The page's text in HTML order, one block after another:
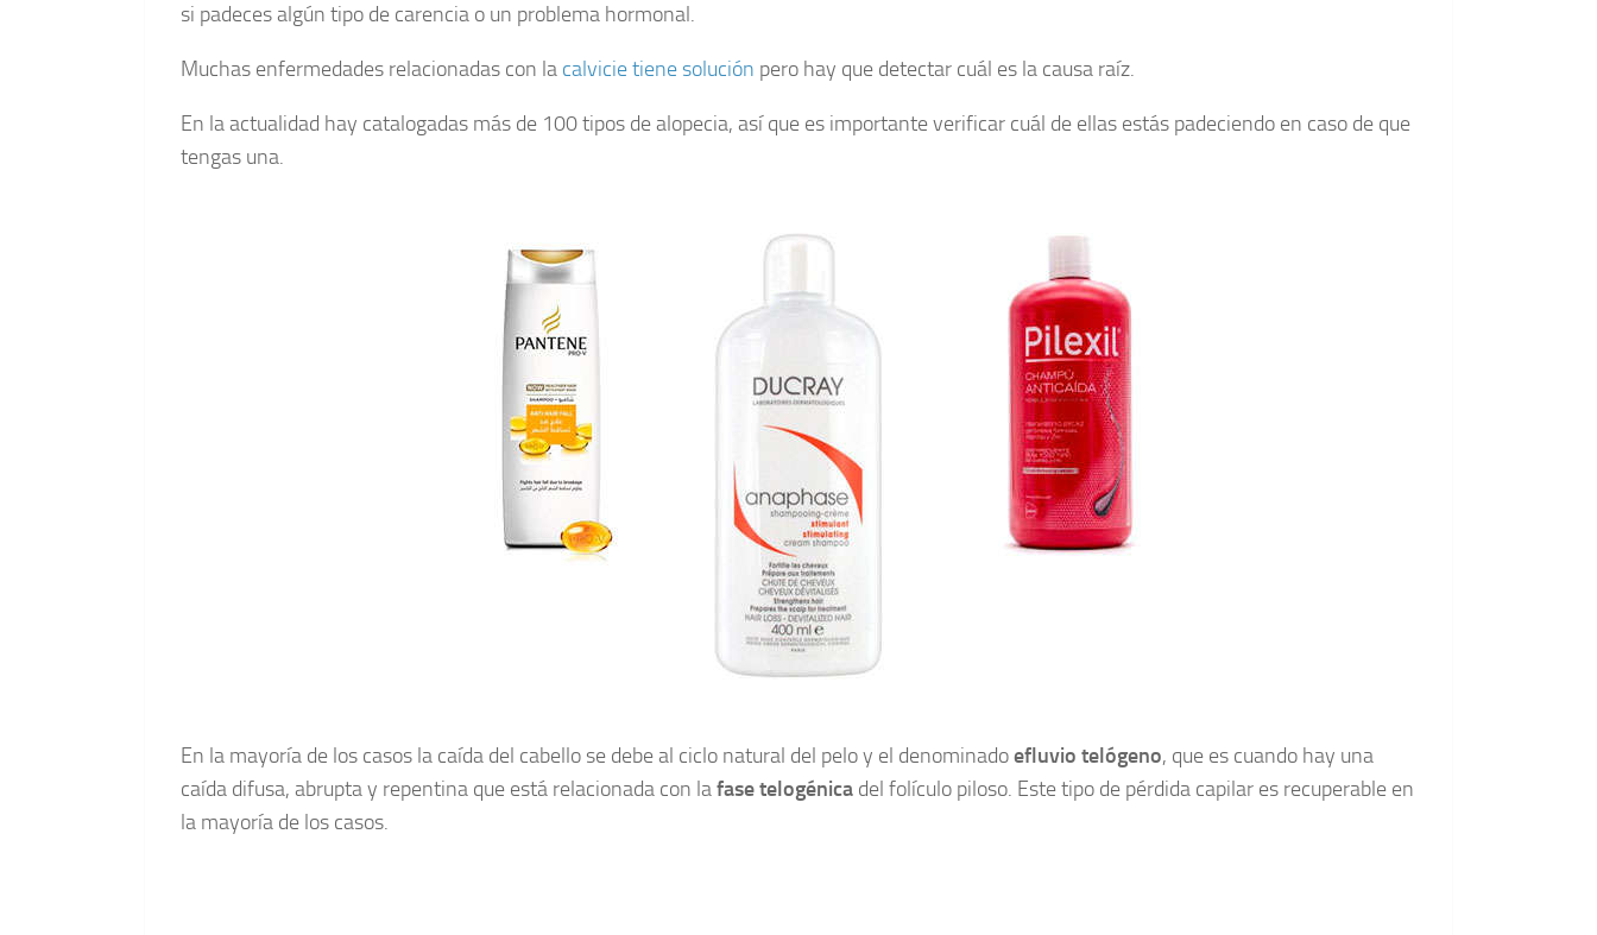
si padeces algún tipo de carencia o un problema hormonal.
Muchas enfermedades relacionadas con la calvicie tiene solución pero hay que detectar cuál es la causa raíz.
En la actualidad hay catalogadas más de 100 tipos de alopecia, así que es importante verificar cuál de ellas estás padeciendo en caso de que
tengas una.
En la mayoría de los casos la caída del cabello se debe al ciclo natural del pelo y el denominadoefluvio telógeno, que es cuando hay una
caída difusa, abrupta y repentina que está relacionada con lafase telogénica del folículo piloso. Este tipo de pérdida capilar es recuperable en
la mayoría de los casos.